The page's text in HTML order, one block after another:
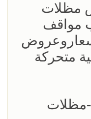
مظلات
مواقف
متحركة
مظلات